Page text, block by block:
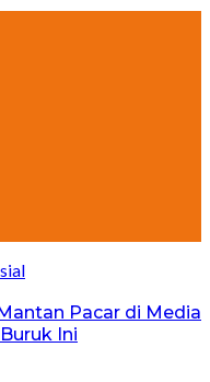
Pacar di Media
Ini